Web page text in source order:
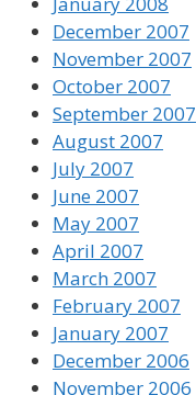
December 2007
November 2007
October 2007
September 2007
August 2007
July 2007
June 2007
May 2007
April 2007
March 2007
February 2007
January 2007
December 2006
November 2006